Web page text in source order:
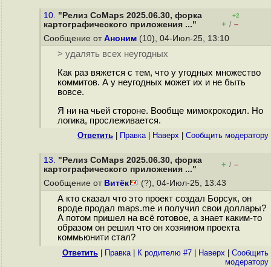
10. "Релиз CoMaps 2025.06.30, форка
картографического приложения ..."
+2
+ / –
Сообщение от Аноним (10), 04-Июл-25, 13:10
> удалять всех неугодных
Как раз вяжется с тем, что у угодных множество
коммитов. А у неугодных может их и не быть
вовсе.
Я ни на чьей стороне. Вообще мимокрокодил. Но
логика, прослеживается.
Ответить Правка| Наверх Cообщить модератору
13. "Релиз CoMaps 2025.06.30, форка
картографического приложения ..."
+ / –
Сообщение от Витёк (?), 04-Июл-25, 13:43
А кто сказал что это проект создал Борсук, он
вроде продал maps.me и получил свои доллары?
А потом пришел на всё готовое, а знает каким-то
образом он решил что он хозяином проекта
коммьюнити стал?
Ответить Правка| К родителю #7 Наверх
Cообщить
модератору